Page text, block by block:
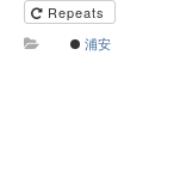
Repeats
浦安